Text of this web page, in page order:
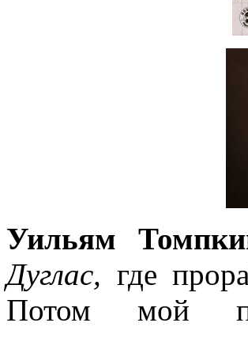
Уильям
Дуглас, где
Потом мой